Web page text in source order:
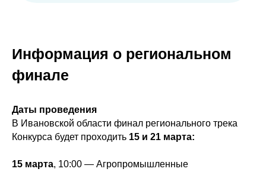
Информация о региональном
финале
Даты проведения
В Ивановской области финал регионального трека
Конкурса будет проходить 15 и 21 марта:
15 марта, 10:00 — Агропромышленные